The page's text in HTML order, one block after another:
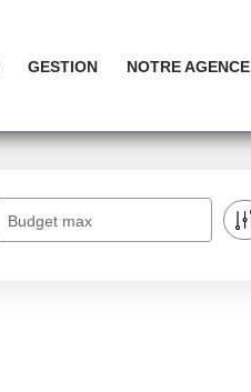
GESTION NOTRE AGENCE
Budget max